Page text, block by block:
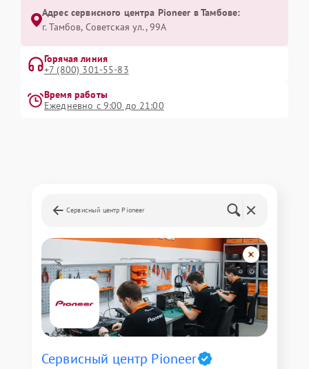
Адрес сервисного центра Pioneer в Тамбове:
г. Тамбов, Советская ул., 99А
Горячая линия
+7 (800) 301-55-83
Время работы
Ежедневно с 9:00 до 21:00
Сервисный центр Pioneer
Сервисный центр Pioneer